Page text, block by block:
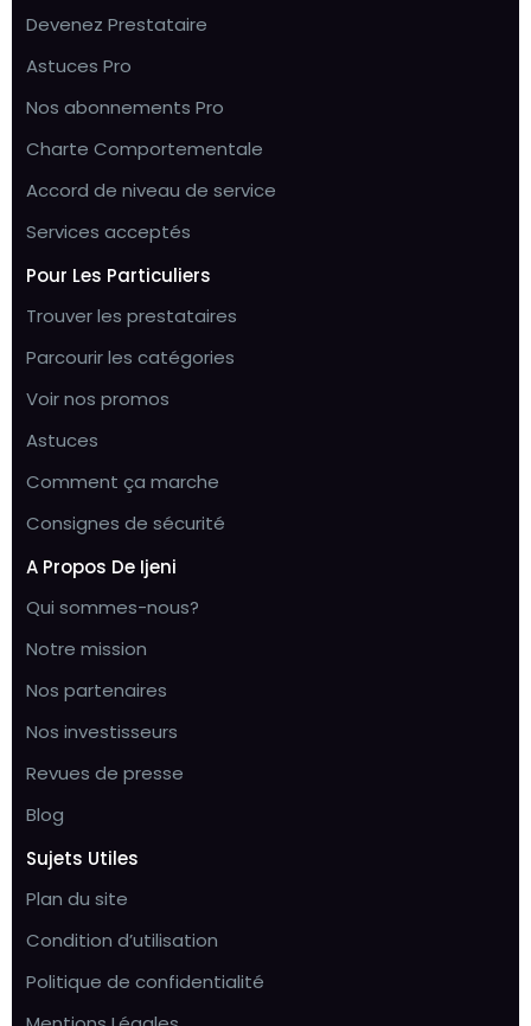
Devenez Prestataire
Astuces Pro
Nos abonnements Pro
Charte Comportementale
Accord de niveau de service
Services acceptés
Pour Les Particuliers
Trouver les prestataires
Parcourir les catégories
Voir nos promos
Astuces
Comment ça marche
Consignes de sécurité
A Propos De Ijeni
Qui sommes-nous?
Notre mission
Nos partenaires
Nos investisseurs
Revues de presse
Blog
Sujets Utiles
Plan du site
Condition d’utilisation
Politique de confidentialité